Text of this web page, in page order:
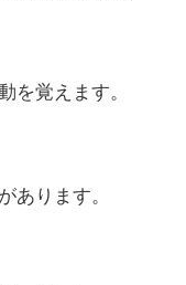
を覚えます。
あります。